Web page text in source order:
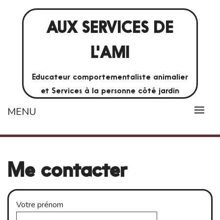
AUX SERVICES DE
L'AMI
Educateur comportementaliste animalier
et Services à la personne côté jardin
MENU
Me contacter
Votre prénom